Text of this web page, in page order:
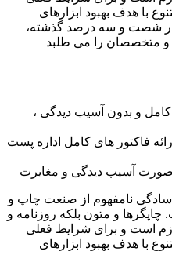
با هدف بهبود ابزارهای
در شصت و سه درصد گذشته،
و متخصصان را می طلبد
و بدون آسیب دیدگی ،
فاکتور های کامل اداره پست
آسیب دیدگی و مغایرت
سادگی نامفهوم از صنعت چاپ و
و متون بلکه روزنامه و
است و برای شرایط فعلی
با هدف بهبود ابزارهای